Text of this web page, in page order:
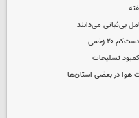
بی‌ثباتی می‌دانند
۲۰ زخمی
تسلیحات
هوا در بعضی استان‌ها